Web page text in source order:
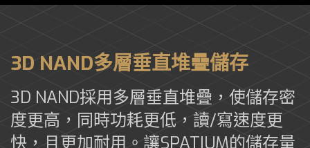
3D NAND多層垂直堆疊儲存
3D NAND採用多層垂直堆疊，使儲存密
度更高，同時功耗更低，讀/寫速度更
快，且更加耐用。讓SPATIUM的儲存量